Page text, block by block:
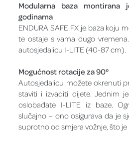
Modularna baza
godinama
ENDURA SAFE FX je baza koju
te ostaje s vama dugo
autosjedalicu I-LITE (40-87 cm).
Mogućnost rotacije za 90°
Autosjedalicu možete okrenuti
staviti i izvaditi dijete. Jednim
oslobađate I-LITE iz baze.
slučajno – ono osigurava da je
suprotno od smjera vožnje, što je